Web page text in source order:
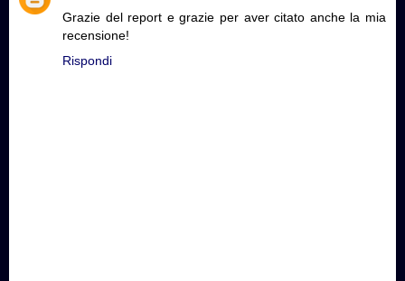
Grazie del report e grazie per aver citato anche la mia
recensione!
Rispondi